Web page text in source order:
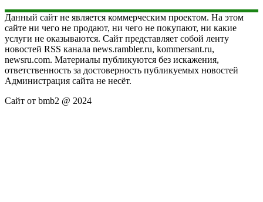
Данный сайт не является коммерческим проектом. На этом
сайте ни чего не продают, ни чего не покупают, ни какие
услуги не оказываются. Сайт представляет собой ленту
новостей RSS канала news.rambler.ru, kommersant.ru,
newsru.com. Материалы публикуются без искажения,
ответственность за достоверность публикуемых новостей
Администрация сайта не несёт.
Сайт от bmb2 @ 2024